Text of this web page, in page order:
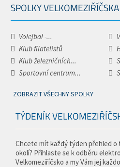
SPOLKY VELKOMEZIŘÍČSKA
Volejbal -...
Klub filatelistů
Klub železničních...
Sportovní centrum...
ZOBRAZIT VŠECHNY SPOLKY
TÝDENÍK
Chcete mít každý týden přehled o
okolí? Přihlaste se k odběru
Velkomeziříčsko a my Vám jej